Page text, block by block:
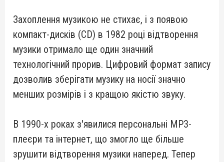
Захоплення музикою не стихає, і з появою
компакт-дисків (CD) в 1982 році відтворення
музики отримало ще один значний
технологічний прорив. Цифровий формат запису
дозволив зберігати музику на носії значно
менших розмірів і з кращою якістю звуку.
В 1990-х роках з'явилися персональні MP3-
плеєри та інтернет, що змогло ще більше
зрушити відтворення музики наперед. Тепер